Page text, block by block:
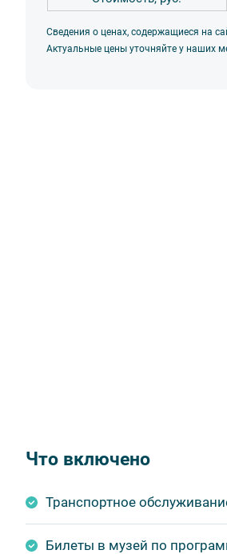
В праздничные дни и период
Сведения о ценах, содержащиеся на
Актуальные цены уточняйте у наших
Что включено
Транспортное
Билеты в музей по